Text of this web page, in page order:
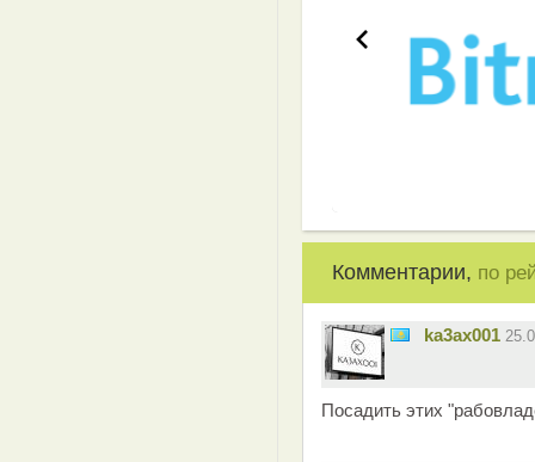
Комментарии, по
ka3ax001
Посадить этих